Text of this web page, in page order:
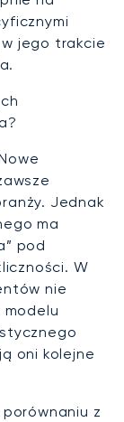
jego trakcie
Jednak
ma
pod
W
nie
oni kolejne
z